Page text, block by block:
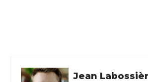
Jean